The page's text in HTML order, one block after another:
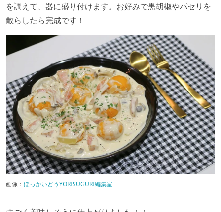
を調えて、器に盛り付けます。お好みで黒胡椒やパセリを
散らしたら完成です！
画像： ほっかいどうYORISUGURI編集室